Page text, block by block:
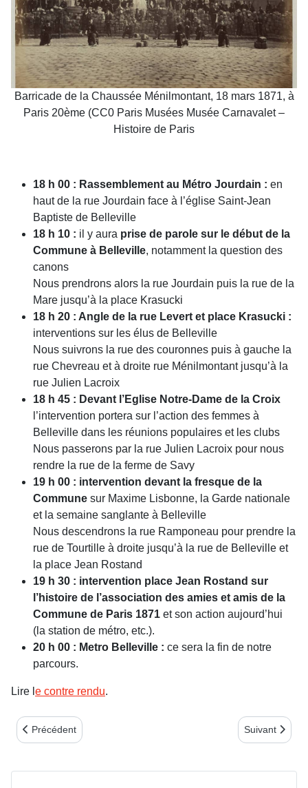
Barricade de la Chaussée Ménilmontant, 18 mars 1871, à
Paris 20ème (CC0 Paris Musées Musée Carnavalet –
Histoire de Paris
18 h 00 : Rassemblement au Métro Jourdain : en
haut de la rue Jourdain face à l’église Saint-Jean
Baptiste de Belleville
18 h 10 : il y aura prise de parole sur le début de la
Commune à Belleville, notamment la question des
canons
Nous prendrons alors la rue Jourdain puis la rue de la
Mare jusqu’à la place Krasucki
18 h 20 : Angle de la rue Levert et place Krasucki :
interventions sur les élus de Belleville
Nous suivrons la rue des couronnes puis à gauche la
rue Chevreau et à droite rue Ménilmontant jusqu’à la
rue Julien Lacroix
18 h 45 : Devant l’Eglise Notre-Dame de la Croix
l’intervention portera sur l’action des femmes à
Belleville dans les réunions populaires et les clubs
Nous passerons par la rue Julien Lacroix pour nous
rendre la rue de la ferme de Savy
19 h 00 : intervention devant la fresque de la
Commune sur Maxime Lisbonne, la Garde nationale
et la semaine sanglante à Belleville
Nous descendrons la rue Ramponeau pour prendre la
rue de Tourtille à droite jusqu’à la rue de Belleville et
la place Jean Rostand
19 h 30 : intervention place Jean Rostand sur
l’histoire de l’association des amies et amis de la
Commune de Paris 1871 et son action aujourd’hui
(la station de métro, etc.).
20 h 00 : Metro Belleville : ce sera la fin de notre
parcours.
Lire l e contre rendu.
Article précédent : Un beau parcours du 18 mars 2022 à Belleville
Précédent Article suivant
Suivant